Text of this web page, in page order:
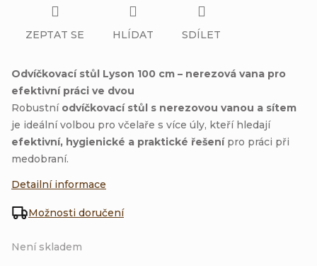
Není skladem
Možnosti doručení
Odvíčkovací stůl Lyson 100 cm – nerezová vana pro
efektivní práci ve dvou
Robustní odvíčkovací stůl s nerezovou vanou a sítem
je ideální volbou pro včelaře s více úly, kteří hledají
efektivní, hygienické a praktické řešenípro práci při
medobraní.
Detailní informace
ZEPTAT SE HLÍDAT SDÍLET